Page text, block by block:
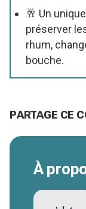
🥂 Un
préserver
rhum,
bouche.
PARTAGE CE
À